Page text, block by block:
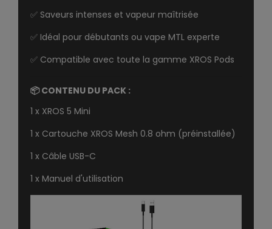
✅ Saveurs intenses et vapeur maîtrisée
✅ Idéal pour débutants ou vape MTL experte
✅ Compatible avec toute la gamme XROS Pods
📦CONTENU DU PACK :
1 x XROS 5 Mini
1 x Cartouche XROS Mesh 0.8 ohm (préinstallée)
1 x Câble USB-C
1 x Manuel d'utilisation